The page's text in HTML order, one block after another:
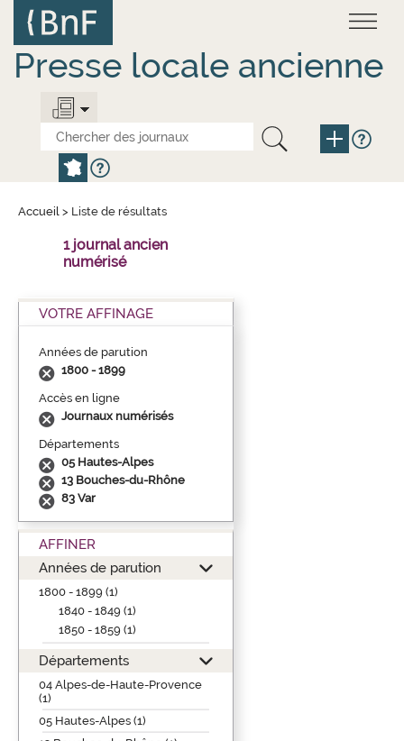
contenu
principal
Presse locale ancienne
Accueil > Liste de résultats
1 journal ancien
numérisé
VOTRE AFFINAGE
Années de parution
1800 - 1899
Accès en ligne
Journaux numérisés
Départements
05 Hautes-Alpes
13 Bouches-du-Rhône
83 Var
AFFINER
Années de parution
1800 - 1899 (1)
1840 - 1849 (1)
1850 - 1859 (1)
Départements
04 Alpes-de-Haute-Provence
(1)
05 Hautes-Alpes (1)
Panneau de gestion des cookies